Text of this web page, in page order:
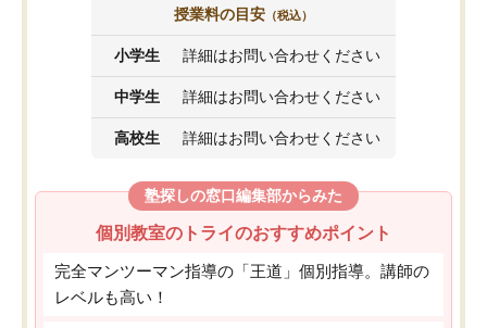
授業料の目安 （税込）
小学生 詳細はお問い合わせください
中学生 詳細はお問い合わせください
高校生 詳細はお問い合わせください
塾探しの窓口編集部からみた
個別教室のトライのおすすめポイント
完全マンツーマン指導の「王道」個別指導。講師の
レベルも高い！